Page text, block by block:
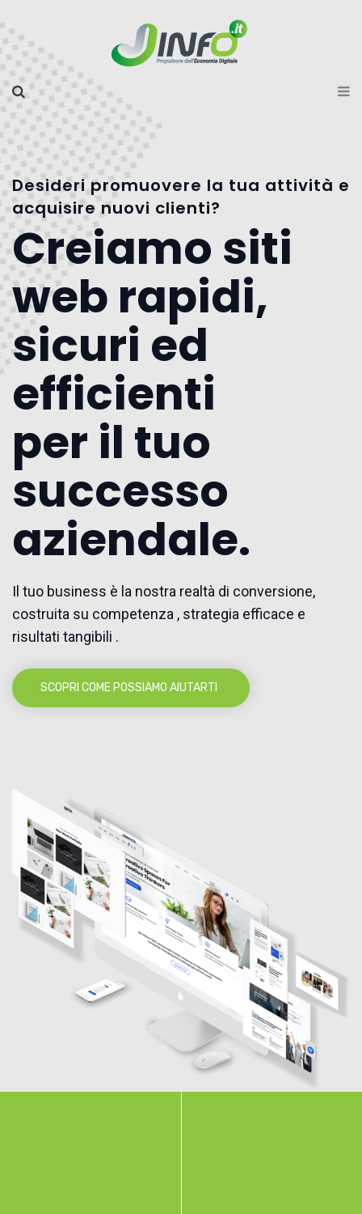
Desideri promuovere la tua attività e
acquisire nuovi clienti?
Creiamo siti
web rapidi,
sicuri ed
efficienti
per il tuo
successo
aziendale.
Il tuo business è la nostra realtà di conversione,
costruita su competenza , strategia efficace e
risultati tangibili .
SCOPRI COME POSSIAMO AIUTARTI